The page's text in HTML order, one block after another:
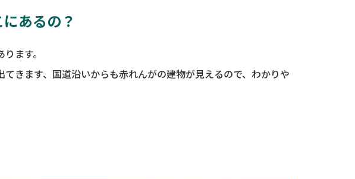
あるの？
ます。
きます、国道沿いからも赤れんがの建物が見えるので、わかりや